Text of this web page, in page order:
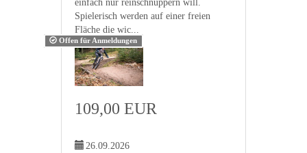
einfach nur reinschnuppern will.
Spielerisch werden auf einer freien
Fläche die wic...
Offen für Anmeldungen
109,00 EUR
26.09.2026